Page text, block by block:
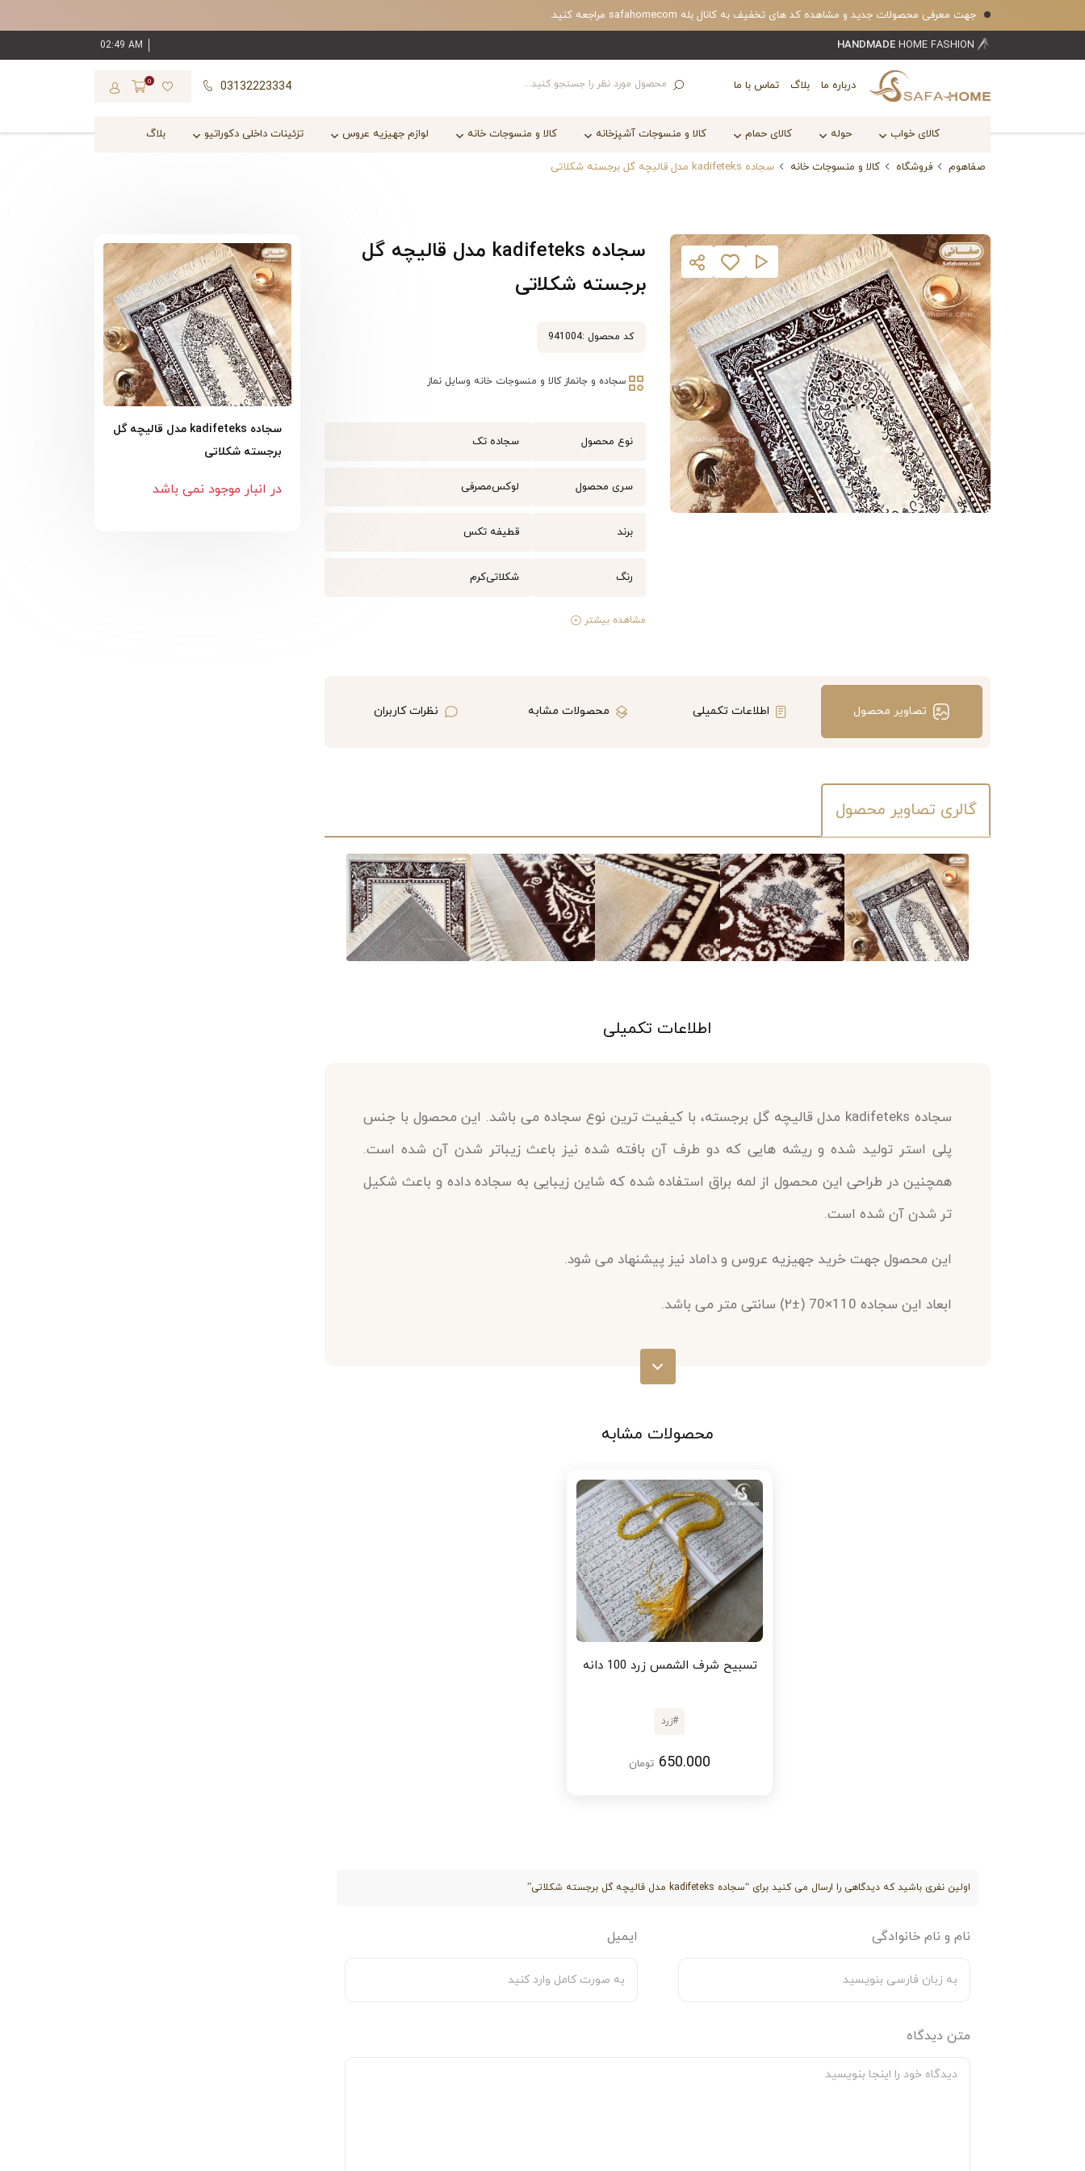
جهت معرفی محصولات جدید و مشاهده کد های تخفیف به کانال بله safahomecom مراجعه کنید.
HANDMADE HOME FASHION
02:49 AM
درباره ما بلاگ تماس با ما 03132223334
0
کالای خواب حوله کالای حمام کالا و منسوجات آشپزخانه کالا و منسوجات خانه لوازم جهیزیه عروس تزئینات داخلی دکوراتیو بلاگ
صفاهوم فروشگاه کالا و منسوجات خانه سجاده kadifeteks مدل قالیچه گل برجسته شکلاتی
سجاده kadifeteks مدل قالیچه گل
برجسته شکلاتی
کد محصول :941004
سجاده و جانماز کالا و منسوجات خانه وسایل نماز
نوع محصول سجاده تک
سری محصول لوکسمصرفی
برند قطیفه تکس
رنگ شکلاتیکرم
مشاهده بیشتر
تصاویر محصول اطلاعات تکمیلی محصولات مشابه نظرات کاربران
گالری تصاویر محصول
اطلاعات تکمیلی
سجاده kadifeteks مدل قالیچه گل برجسته، با کیفیت ترین نوع سجاده می باشد. این محصول با جنس
پلی استر تولید شده و ریشه هایی که دو طرف آن بافته شده نیز باعث زیباتر شدن آن شده است.
همچنین در طراحی این محصول از لمه براق استفاده شده که شاین زیبایی به سجاده داده و باعث شکیل
تر شدن آن شده است.
این محصول جهت خرید جهیزیه عروس و داماد نیز پیشنهاد می شود.
ابعاد این سجاده 110×70 (±۲) سانتی متر می باشد.
جهت خرید این محصول، همین الان سفارش خود را ثبت کنید!
محصولات مشابه
تسبیح شرف الشمس زرد 100 دانه
#زرد
650.000 تومان
اولین نفری باشید که دیدگاهی را ارسال می کنید برای “سجاده kadifeteks مدل قالیچه گل برجسته شکلاتی”
نام و نام خانوادگی ایمیل
متن دیدگاه
سجاده kadifeteks مدل قالیچه گل
برجسته شکلاتی
در انبار موجود نمی باشد